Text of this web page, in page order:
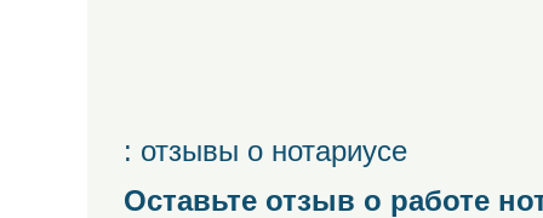
: отзывы о нотариусе
Оставьте отзыв о работе